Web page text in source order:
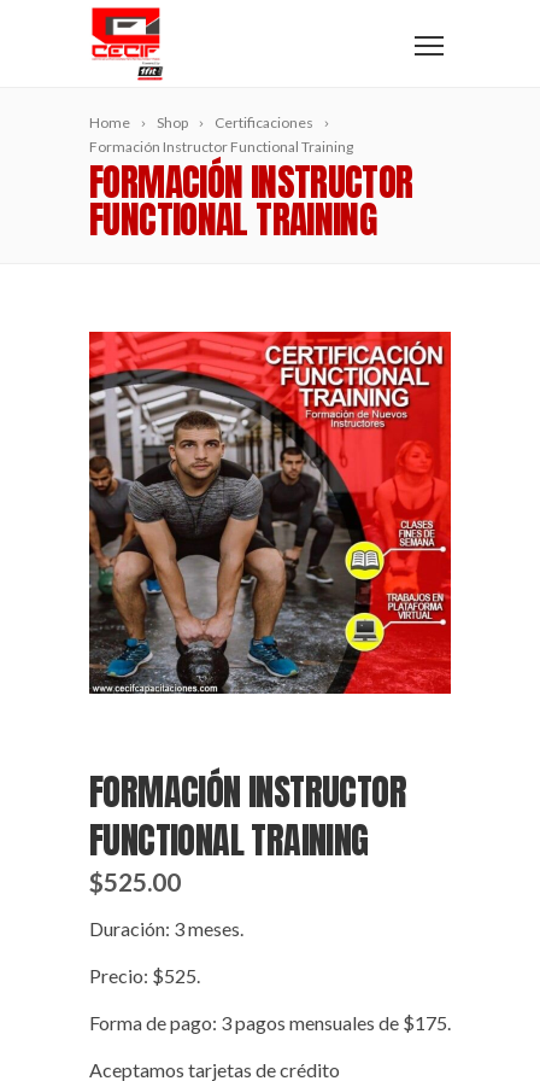
Home Shop
Certificaciones
Formación Instructor Functional Training
FORMACIÓN INSTRUCTOR
FUNCTIONAL TRAINING
FORMACIÓN INSTRUCTOR
FUNCTIONAL TRAINING
$525.00
Duración: 3 meses.
Precio: $525.
Forma de pago: 3 pagos mensuales de $175.
Aceptamos tarjetas de crédito